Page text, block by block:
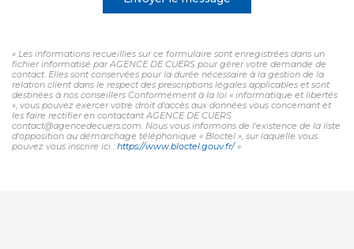
« Les informations recueillies sur ce formulaire sont enregistrées dans un
fichier informatisé par AGENCE DE CUERS pour gérer votre demande de
contact. Elles sont conservées pour la durée nécessaire à la gestion de la
relation client dans le respect des prescriptions légales applicables et sont
destinées à nos conseillers Conformément à la loi « informatique et libertés
», vous pouvez exercer votre droit d'accès aux données vous concernant et
les faire rectifier en contactant AGENCE DE CUERS
contact@agencedecuers.com. Nous vous informons de l'existence de la liste
d'opposition au démarchage téléphonique « Bloctel », sur laquelle vous
pouvez vous inscrire ici : https://www.bloctel.gouv.fr/»